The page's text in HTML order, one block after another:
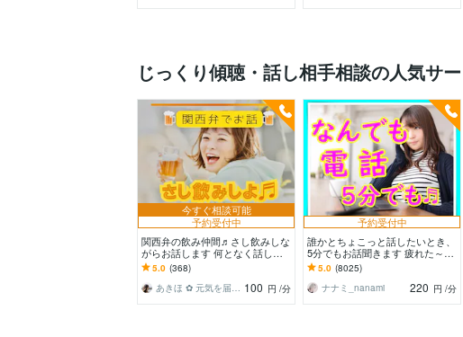
じっくり傾聴・話し相手相談の人気サ
今すぐ相談可能
予約受付中
関西弁の飲み仲間♬さし飲みしな
がらお話します 何となく話した
い✨酔った時のいい気分のまま⭐︎
お話しましょう
5.0 (368)
あきほ ✿ 元気を届ける関西女子✨ 100 円 /分
予約受付中
誰かとちょこっと話したいとき、
5分でもお話聞きます 疲れた～、
でもカウンセリングじゃない、な
んとなく雑談聞いて～
5.0 (8025)
ナナミ_nanami
220 円 /分